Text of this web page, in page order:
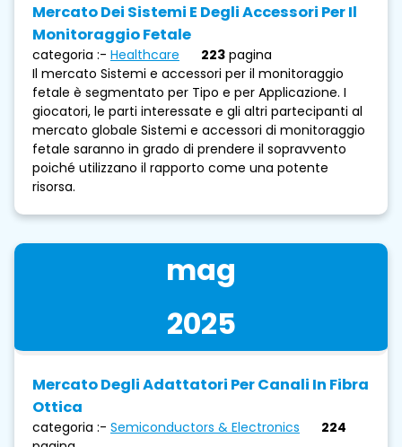
Mercato Dei Sistemi E Degli Accessori Per Il
Monitoraggio Fetale
categoria :- Healthcare 223 pagina
Il mercato Sistemi e accessori per il monitoraggio
fetale è segmentato per Tipo e per Applicazione. I
giocatori, le parti interessate e gli altri partecipanti al
mercato globale Sistemi e accessori di monitoraggio
fetale saranno in grado di prendere il sopravvento
poiché utilizzano il rapporto come una potente
risorsa.
mag
2025
Mercato Degli Adattatori Per Canali In Fibra
Ottica
categoria :- Semiconductors & Electronics
224